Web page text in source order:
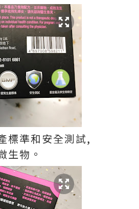
標準和安全測試,
生物。